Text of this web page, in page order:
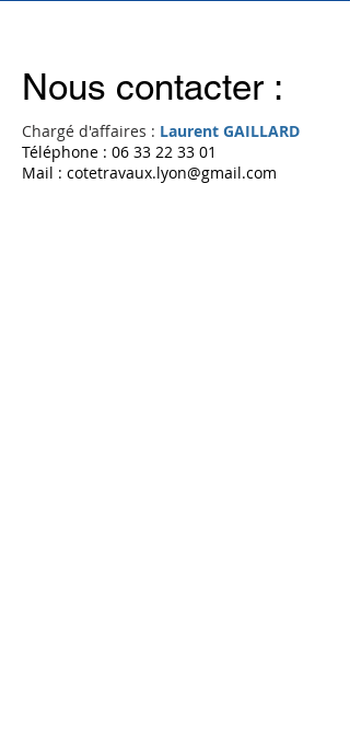
Nous contacter :
Chargé d'affaires : Laurent GAILLARD
Téléphone : 06 33 22 33 01
Mail : cotetravaux.lyon@gmail.com